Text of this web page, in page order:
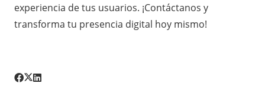
experiencia de tus usuarios. ¡Contáctanos y
transforma tu presencia digital hoy mismo!